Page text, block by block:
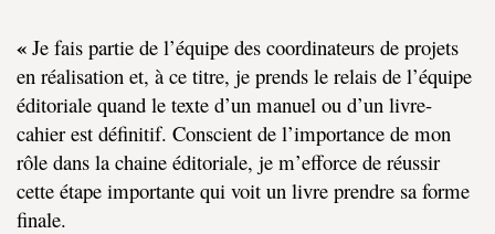
« Je fais partie de l’équipe des coordinateurs de projets
en réalisation et, à ce titre, je prends le relais de l’équipe
éditoriale quand le texte d’un manuel ou d’un livre-
cahier est définitif. Conscient de l’importance de mon
rôle dans la chaine éditoriale, je m’efforce de réussir
cette étape importante qui voit un livre prendre sa forme
finale.​